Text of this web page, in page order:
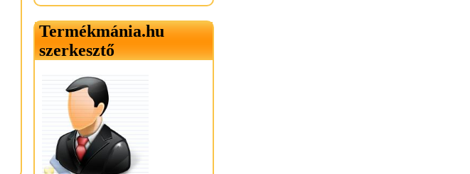
Termékmánia.hu
szerkesztő